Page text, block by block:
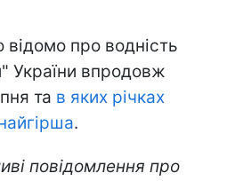
про водність
України впродовж
та в яких річках
.
повідомлення про